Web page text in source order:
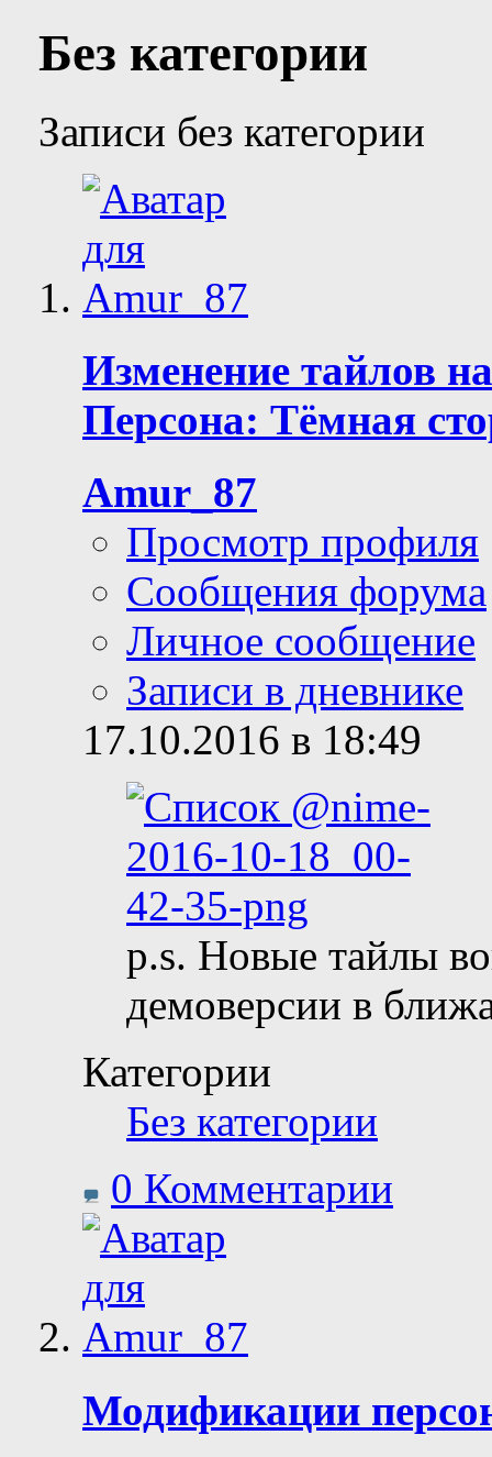
Без категории
Записи без категории
Изменение тайлов
Персона: Тёмная
Amur_87
Просмотр профиля
Сообщения форума
Личное сообщение
Записи в дневнике
17.10.2016 в 18:49
p.s. Новые тайлы
демоверсии в
Категории
Без категории
0 Комментарии
Модификации